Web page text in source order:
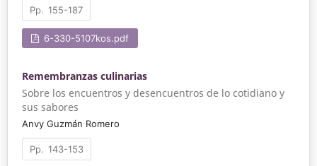
155-187
6-330-5107kos.pdf
Remembranzas culinarias
Sobre los encuentros y desencuentros de lo cotidiano y
sus sabores
Anvy Guzmán Romero
143-153